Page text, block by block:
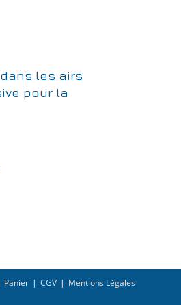
les airs
pour la
Panier CGV Mentions Légales